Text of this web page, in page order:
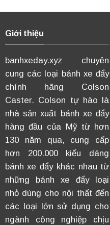
Giới thiệu
banhxeday.xyz chuyên
cung các loại bánh xe đẩy
chính hãng Colson
Caster. Colson tự hào là
nhà sản xuất bánh xe đẩy
hàng đầu của Mỹ từ hơn
130 năm qua, cung cấp
hơn 200.000 kiểu dáng
bánh xe đẩy khác nhau từ
những bánh xe đẩy loại
nhỏ dùng cho nội thất đến
các loại lớn sử dụng cho
ngành công nghiệp chịu